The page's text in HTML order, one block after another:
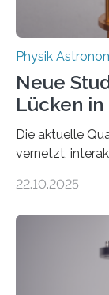
Physik
Neue
Lücken
Die aktuelle
vernetzt,
oft von
werden
der Forschung
Jahre alt
22.10.2025